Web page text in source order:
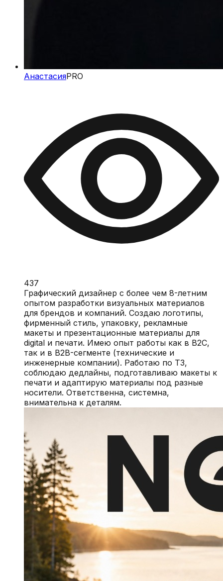
АнастасияPRO
437
Графический дизайнер с более чем 8-летним
опытом разработки визуальных материалов
для брендов и компаний. Создаю логотипы,
фирменный стиль, упаковку, рекламные
макеты и презентационные материалы для
digital и печати. Имею опыт работы как в B2C,
так и в B2B-сегменте (технические и
инженерные компании). Работаю по ТЗ,
соблюдаю дедлайны, подготавливаю макеты к
печати и адаптирую материалы под разные
носители. Ответственна, системна,
внимательна к деталям.